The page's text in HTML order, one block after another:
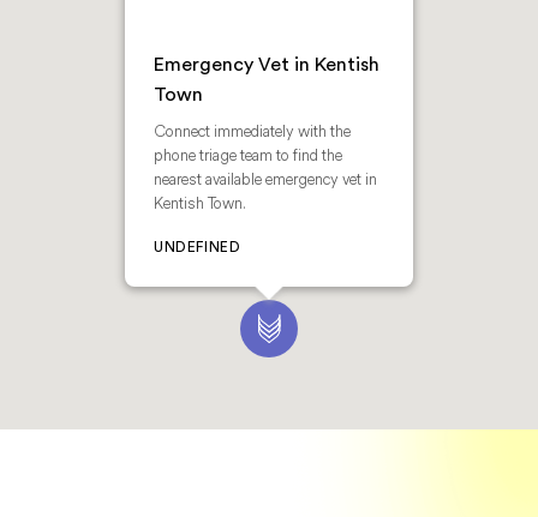
Emergency Vet in Kentish
Town
Connect immediately with the
phone triage team to find the
nearest available emergency vet in
Kentish Town.
UNDEFINED